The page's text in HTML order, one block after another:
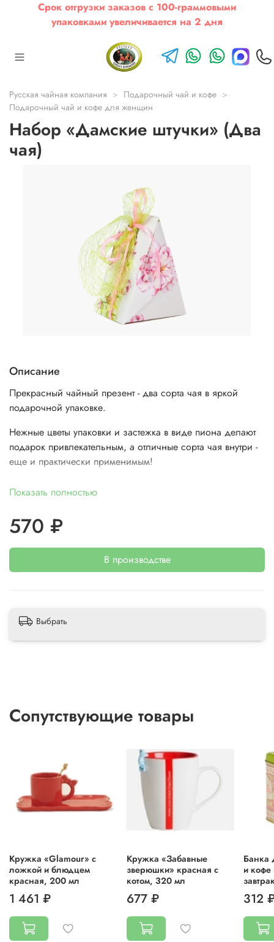
Срок отгрузки заказов с 100-граммовыми
упаковками увеличивается на 2 дня
Русская чайная компания
Подарочный чай и кофе
Подарочный чай и кофе для женщин
Набор «Дамские штучки» (Два
чая)
Описание
Прекрасный чайный презент - два сорта чая в яркой
подарочной упаковке.
Нежные цветы упаковки и застежка в виде пиона делают
подарок привлекательным, а отличные сорта чая внутри -
еще и практически применимым!
Нежные сорта чая "Сливочный Тегуаньинь" и "Вишневая
Дарите чайные подарки с удовольствием!
Показать полностью
570 ₽
В производстве
Выбрать
Сопутствующие товары
Кружка «Glamour» с
ложкой и блюдцем
красная, 200 мл
1 461 ₽
Кружка «Забавные
зверюшки» красная с
котом, 320 мл
677 ₽
Банка
и кофе
312